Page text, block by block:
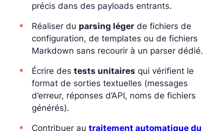
précis dans des payloads entrants.
Réaliser du parsing léger de fichiers de
configuration, de templates ou de fichiers
Markdown sans recourir à un parser dédié.
Écrire des tests unitaires qui vérifient le
format de sorties textuelles (messages
d’erreur, réponses d’API, noms de fichiers
générés).
Contribuer au traitement automatique du